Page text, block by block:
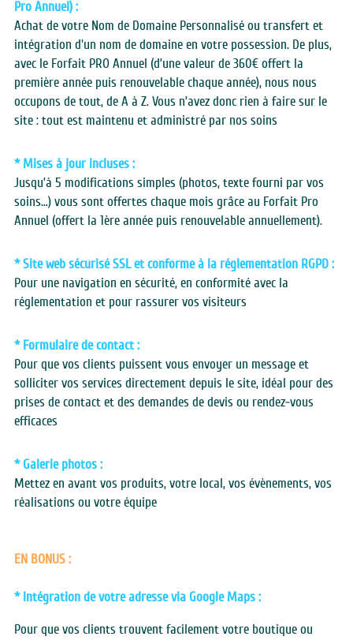
Pro Annuel) :
Achat de votre Nom de Domaine Personnalisé ou transfert et
intégration d'un nom de domaine en votre possession. De plus,
avec le Forfait PRO Annuel (d’une valeur de 360€ offert la
première année puis renouvelable chaque année), nous nous
occupons de tout, de A à Z. Vous n’avez donc rien à faire sur le
site : tout est maintenu et administré par nos soins
* Mises à jour incluses :
Jusqu’à 5 modifications simples (photos, texte fourni par vos
soins…) vous sont offertes chaque mois grâce au Forfait Pro
Annuel (offert la 1ère année puis renouvelable annuellement).
* Site web sécurisé SSL et conforme à la réglementation RGPD :
Pour une navigation en sécurité, en conformité avec la
réglementation et pour rassurer vos visiteurs
* Formulaire de contact :
Pour que vos clients puissent vous envoyer un message et
solliciter vos services directement depuis le site, idéal pour des
prises de contact et des demandes de devis ou rendez-vous
efficaces
* Galerie photos :
Mettez en avant vos produits, votre local, vos évènements, vos
réalisations ou votre équipe
EN BONUS :
* Intégration de votre adresse via Google Maps :
Pour que vos clients trouvent facilement votre boutique ou